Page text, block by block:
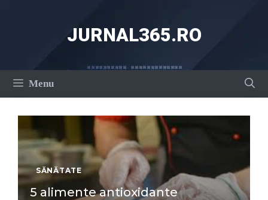
JURNAL365.RO
Menu
SĂNĂTATE
5 alimente antioxidante